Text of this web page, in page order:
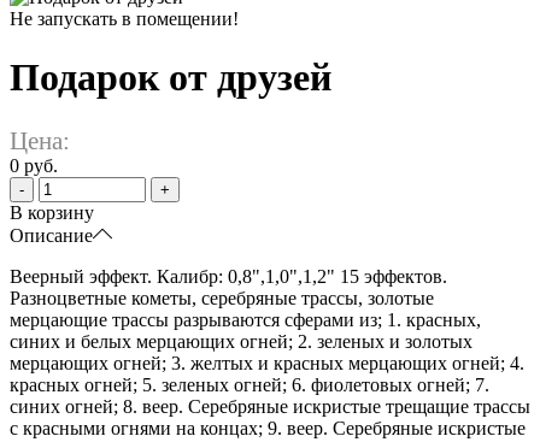
Не запускать в помещении!
Подарок от друзей
Цена:
0 руб.
- +
В корзину
Описание
Веерный эффект. Калибр: 0,8",1,0",1,2" 15 эффектов.
Разноцветные кометы, серебряные трассы, золотые
мерцающие трассы разрываются сферами из; 1. красных,
синих и белых мерцающих огней; 2. зеленых и золотых
мерцающих огней; 3. желтых и красных мерцающих огней; 4.
красных огней; 5. зеленых огней; 6. фиолетовых огней; 7.
синих огней; 8. веер. Серебряные искристые трещащие трассы
с красными огнями на концах; 9. веер. Серебряные искристые